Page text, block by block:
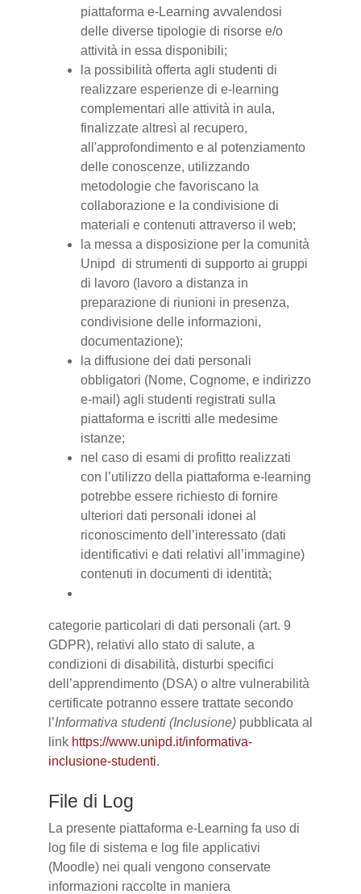
piattaforma e-Learning avvalendosi
delle diverse tipologie di risorse e/o
attività in essa disponibili;
la possibilità offerta agli studenti di
realizzare esperienze di e-learning
complementari alle attività in aula,
finalizzate altresì al recupero,
all'approfondimento e al potenziamento
delle conoscenze, utilizzando
metodologie che favoriscano la
collaborazione e la condivisione di
materiali e contenuti attraverso il web;
la messa a disposizione per la comunità
Unipd di strumenti di supporto ai gruppi
di lavoro (lavoro a distanza in
preparazione di riunioni in presenza,
condivisione delle informazioni,
documentazione);
la diffusione dei dati personali
obbligatori (Nome, Cognome, e indirizzo
e-mail) agli studenti registrati sulla
piattaforma e iscritti alle medesime
istanze;
nel caso di esami di profitto realizzati
con l’utilizzo della piattaforma e-learning
potrebbe essere richiesto di fornire
ulteriori dati personali idonei al
riconoscimento dell’interessato (dati
identificativi e dati relativi all’immagine)
contenuti in documenti di identità;
categorie particolari di dati personali (art. 9
GDPR), relativi allo stato di salute, a
condizioni di disabilità, disturbi specifici
dell’apprendimento (DSA) o altre vulnerabilità
certificate potranno essere trattate secondo
l’Informativa studenti (Inclusione) pubblicata al
link https://www.unipd.it/informativa-
inclusione-studenti.
File di Log
La presente piattaforma e-Learning fa uso di
log file di sistema e log file applicativi
(Moodle) nei quali vengono conservate
informazioni raccolte in maniera